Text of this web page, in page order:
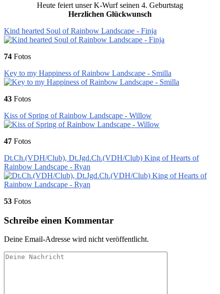
Heute feiert unser K-Wurf seinen 4. Geburtstag
Herzlichen Glückwunsch
Kind hearted Soul of Rainbow Landscape - Finja
74 Fotos
Key to my Happiness of Rainbow Landscape - Smilla
43 Fotos
Kiss of Spring of Rainbow Landscape - Willow
47 Fotos
Dt.Ch.(VDH/Club), Dt.Jgd.Ch.(VDH/Club) King of Hearts of
Rainbow Landscape - Ryan
53 Fotos
Schreibe einen Kommentar
Deine Email-Adresse wird nicht veröffentlicht.